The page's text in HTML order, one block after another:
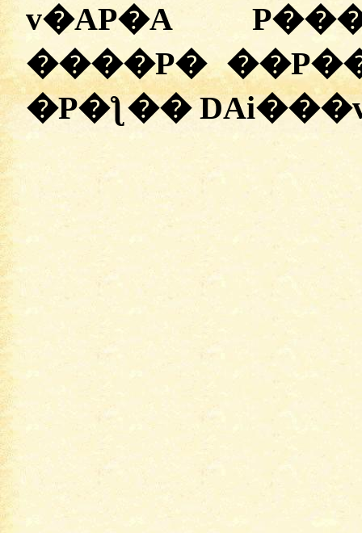
v�AP�A
����P��
�P�ƪ��